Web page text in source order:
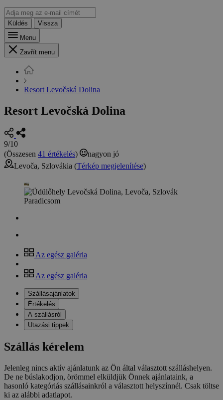
Küldés
Vissza
Menu
Zavřít menu
Resort Levočská Dolina
Resort Levočská Dolina
9/10
(Összesen 41 értékelés)
nagyon jó
Levoča, Szlovákia (Térkép megjelenítése)
Az egész galéria
Az egész galéria
Szállásajánlatok
Értékelés
A szállásról
Utazási tippek
Szállás kérelem
Jelenleg nincs aktív ajánlatunk az Ön által választott szálláshelyen.
De ne búslakodjon, örömmel elküldjük Önnek ajánlataink, a
hasonló kategóriás szállásainkról a választott helyszínnél. Csak töltse
ki az alábbi adatlapot.